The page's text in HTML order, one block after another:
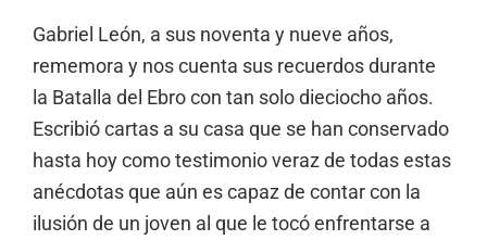
Gabriel León, a sus noventa y nueve años,
rememora y nos cuenta sus recuerdos durante
la Batalla del Ebro con tan solo dieciocho años.
Escribió cartas a su casa que se han conservado
hasta hoy como testimonio veraz de todas estas
anécdotas que aún es capaz de contar con la
ilusión de un joven al que le tocó enfrentarse a